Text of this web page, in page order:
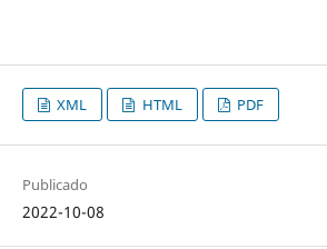
XML HTML PDF
Publicado
2022-10-08